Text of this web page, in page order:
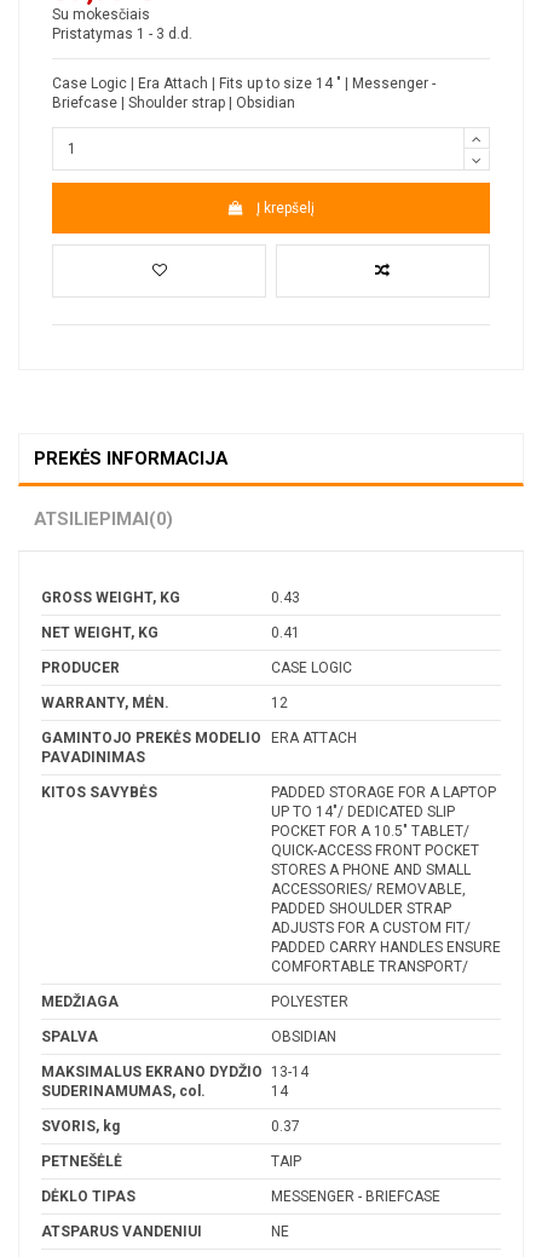
Su mokesčiais
Pristatymas 1 - 3 d.d.
Case Logic | Era Attach | Fits up to size 14 " | Messenger -
Briefcase | Shoulder strap | Obsidian
Į krepšelį
PREKĖS INFORMACIJA
ATSILIEPIMAI(0)
GROSS WEIGHT, KG 0.43
NET WEIGHT, KG 0.41
PRODUCER CASE LOGIC
WARRANTY, MĖN. 12
GAMINTOJO PREKĖS MODELIO
PAVADINIMAS
ERA ATTACH
KITOS SAVYBĖS
PADDED STORAGE FOR A LAPTOP
UP TO 14"/ DEDICATED SLIP
POCKET FOR A 10.5" TABLET/
QUICK-ACCESS FRONT POCKET
STORES A PHONE AND SMALL
ACCESSORIES/ REMOVABLE,
PADDED SHOULDER STRAP
ADJUSTS FOR A CUSTOM FIT/
PADDED CARRY HANDLES ENSURE
COMFORTABLE TRANSPORT/
MEDŽIAGA POLYESTER
SPALVA OBSIDIAN
MAKSIMALUS EKRANO DYDŽIO
SUDERINAMUMAS, col.
13-14
14
SVORIS, kg 0.37
PETNEŠĖLĖ TAIP
DĖKLO TIPAS MESSENGER - BRIEFCASE
ATSPARUS VANDENIUI NE